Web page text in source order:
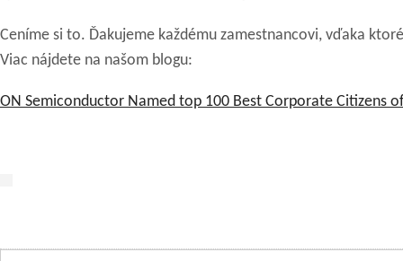
Ceníme si to. Ďakujeme každému zamestnancovi, vďaka
Viac nájdete na našom blogu:
ON Semiconductor Named top 100 Best Corporate Citizens